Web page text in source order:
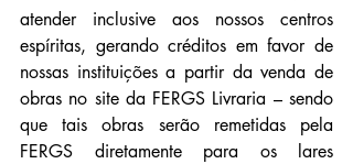
atender inclusive aos nossos centros
espíritas, gerando créditos em favor de
nossas instituições a partir da venda de
obras no site da FERGS Livraria – sendo
que tais obras serão remetidas pela
FERGS diretamente para os lares